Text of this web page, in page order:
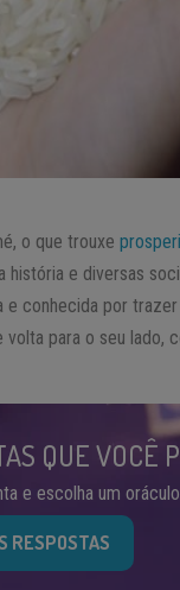
o que trouxe
e diversas
conhecida por
para o seu lado,
QUE VOCÊ
e escolha um
RESPOSTAS